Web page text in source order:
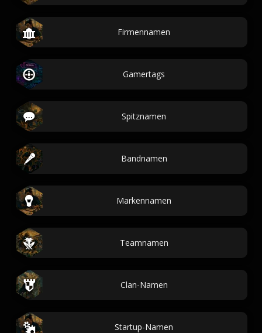
Firmennamen
Gamertags
Spitznamen
Bandnamen
Markennamen
Teamnamen
Clan-Namen
Startup-Namen